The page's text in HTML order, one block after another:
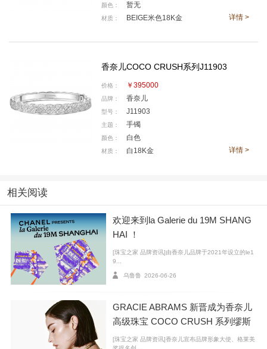
CHANEL高级珠宝COCO CRUSH高级珠宝系列作品
颜色： 暂无
材质： BEIGE米色18K金 详情 >
香奈儿COCO CRUSH系列J11903
价格： ￥395000
品牌： 香奈儿
型号： J11903
主题： 手镯
颜色： 白色
材质： 白18K金 详情 >
相关阅读
欢迎来到la Galerie du 19M SHANG
HAI ！
[珠宝之家 品牌资讯]由香奈儿品牌于2021年设立的le1
9...
乌鲁鲁 2026-06-26
GRACIE ABRAMS 新晋成为香奈儿
高级珠宝 COCO CRUSH 系列缪斯
[珠宝之家 品牌资讯]香奈儿宣布品牌形象大使、格莱美